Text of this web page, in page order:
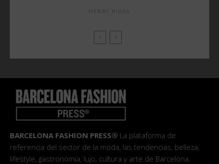
HENRY RIVAS
BARCELONA FASHION PRESS® La plataforma de
referencia del sector de la moda, las tendencias, belleza,
lifestyle, gastronomía, lujo, cultura y arte de Barcelona.